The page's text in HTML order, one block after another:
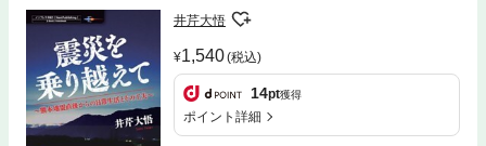
井芹大悟
1,540(税込)
14pt獲得
ポイント詳細